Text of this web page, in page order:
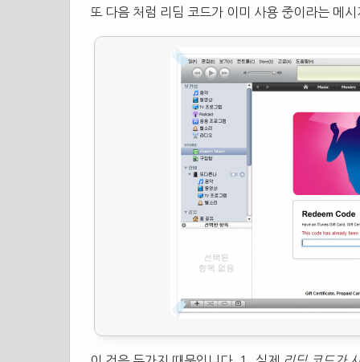
또 다음 처럼 리딤 코드가 이미 사용 중이라는 메